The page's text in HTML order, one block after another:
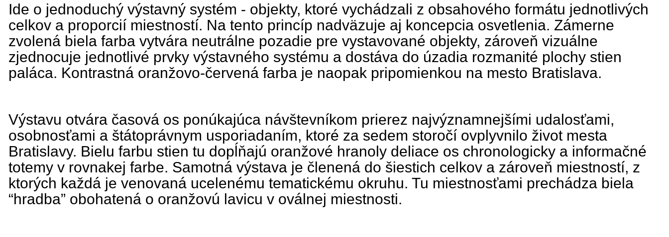
Ide o jednoduchý výstavný systém - objekty, ktoré vychádzali z obsahového formátu jednotlivých
celkov a proporcií miestností. Na tento princíp nadväzuje aj koncepcia osvetlenia. Zámerne
zvolená biela farba vytvára neutrálne pozadie pre vystavované objekty, zároveň vizuálne
zjednocuje jednotlivé prvky výstavného systému a dostáva do úzadia rozmanité plochy stien
paláca. Kontrastná oranžovo-červená farba je naopak pripomienkou na mesto Bratislava.
Výstavu otvára časová os ponúkajúca návštevníkom prierez najvýznamnejšími udalosťami,
osobnosťami a štátoprávnym usporiadaním, ktoré za sedem storočí ovplyvnilo život mesta
Bratislavy. Bielu farbu stien tu dopĺňajú oranžové hranoly deliace os chronologicky a informačné
totemy v rovnakej farbe. Samotná výstava je členená do šiestich celkov a zároveň miestností, z
ktorých každá je venovaná ucelenému tematickému okruhu. Tu miestnosťami prechádza biela
“hradba” obohatená o oranžovú lavicu v oválnej miestnosti.